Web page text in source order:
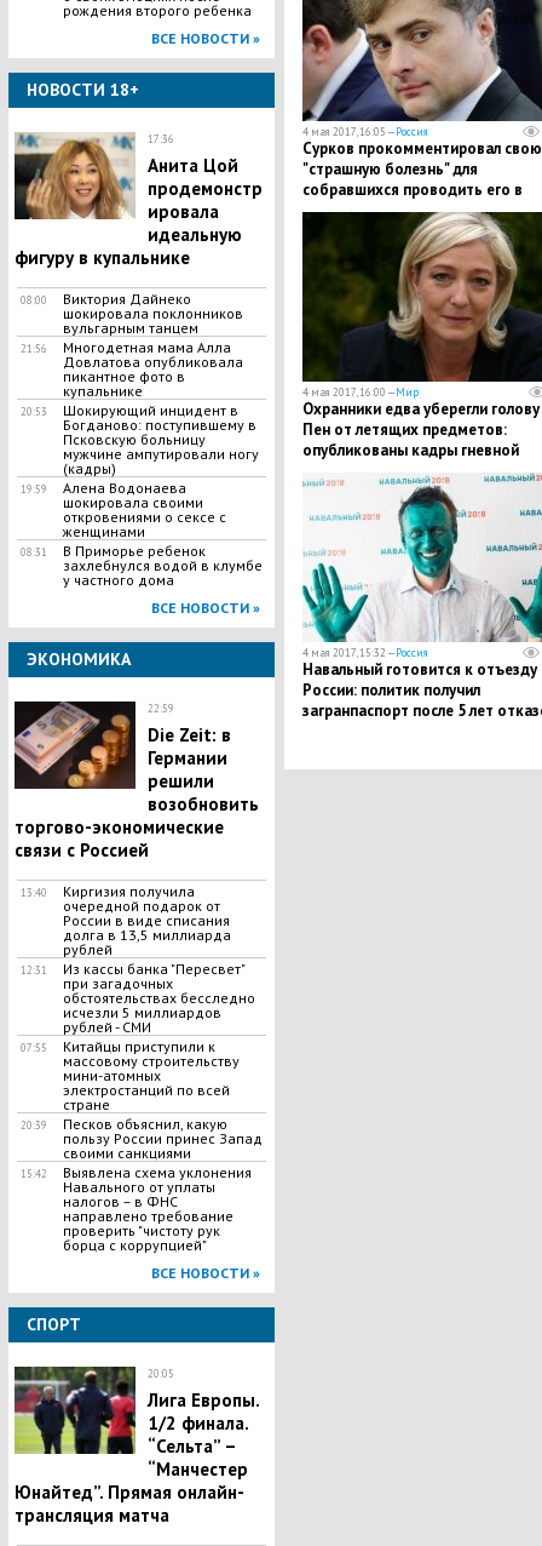
рождения второго ребенка
ВСЕ НОВОСТИ »
НОВОСТИ 18+
17:36
Анита Цой
продемонстр
ировала
идеальную
фигуру в купальнике
08:00
Виктория Дайнеко
шокировала поклонников
вульгарным танцем
21:56
Многодетная мама Алла
Довлатова опубликовала
пикантное фото в
купальнике
20:53
​Шокирующий инцидент в
Богданово: поступившему в
Псковскую больницу
мужчине ампутировали ногу
(кадры)
19:59
Алена Водонаева
шокировала своими
откровениями о сексе с
женщинами
08:31
В Приморье ребенок
захлебнулся водой в клумбе
у частного дома
ВСЕ НОВОСТИ »
ЭКОНОМИКА
22:59
Die Zeit: в
Германии
решили
возобновить
торгово-экономические
связи с Россией
13:40
Киргизия получила
очередной подарок от
России в виде списания
долга в 13,5 миллиарда
рублей
12:31
Из кассы банка "Пересвет"
при загадочных
обстоятельствах бесследно
исчезли 5 миллиардов
рублей - СМИ
07:55
Китайцы приступили к
массовому строительству
мини-атомных
электростанций по всей
стране
20:39
Песков объяснил, какую
пользу России принес Запад
своими санкциями
15:42
Выявлена схема уклонения
Навального от уплаты
налогов – в ФНС
направлено требование
проверить "чистоту рук
борца с коррупцией"
ВСЕ НОВОСТИ »
СПОРТ
20:05
Лига Европы.
1/2 финала.
“Сельта” –
“Манчестер
Юнайтед”. Прямая онлайн-
трансляция матча
4 мая 2017, 16:05 —Россия
Сурков прокомментировал свою
"страшную болезнь" для
собравшихся проводить его в
последний путь
4 мая 2017, 16:00 —Мир
Охранники едва уберегли
Пен от летящих предметов:
опубликованы кадры гневной
встречи в Бретани
4 мая 2017, 15:32 —Россия
Навальный готовится к отъезду
России: политик получил
загранпаспорт после 5 лет